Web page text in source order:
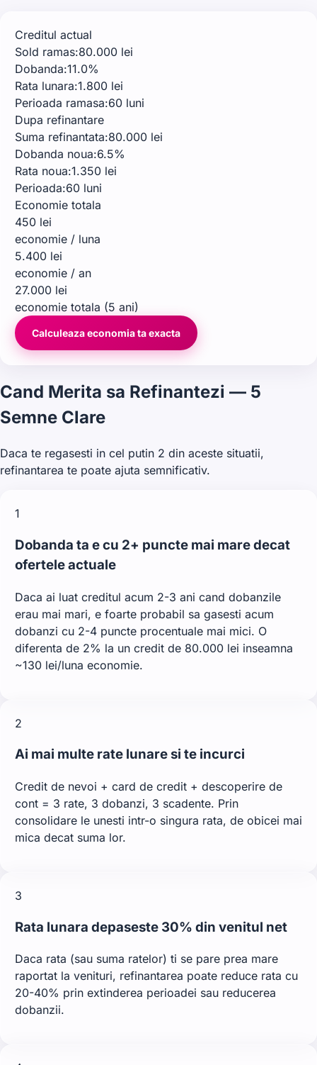
Creditul actual
Sold ramas:80.000 lei
Dobanda:11.0%
Rata lunara:1.800 lei
Perioada ramasa:60 luni
Dupa refinantare
Suma refinantata:80.000 lei
Dobanda noua:6.5%
Rata noua:1.350 lei
Perioada:60 luni
Economie totala
450 lei
economie / luna
5.400 lei
economie / an
27.000 lei
economie totala (5 ani)
Calculeaza economia ta exacta
Cand Merita sa Refinantezi — 5
Semne Clare
Daca te regasesti in cel putin 2 din aceste situatii,
refinantarea te poate ajuta semnificativ.
1
Dobanda ta e cu 2+ puncte mai mare decat
ofertele actuale
Daca ai luat creditul acum 2-3 ani cand dobanzile
erau mai mari, e foarte probabil sa gasesti acum
dobanzi cu 2-4 puncte procentuale mai mici. O
diferenta de 2% la un credit de 80.000 lei inseamna
~130 lei/luna economie.
2
Ai mai multe rate lunare si te incurci
Credit de nevoi + card de credit + descoperire de
cont = 3 rate, 3 dobanzi, 3 scadente. Prin
consolidare le unesti intr-o singura rata, de obicei mai
mica decat suma lor.
3
Rata lunara depaseste 30% din venitul net
Daca rata (sau suma ratelor) ti se pare prea mare
raportat la venituri, refinantarea poate reduce rata cu
20-40% prin extinderea perioadei sau reducerea
dobanzii.